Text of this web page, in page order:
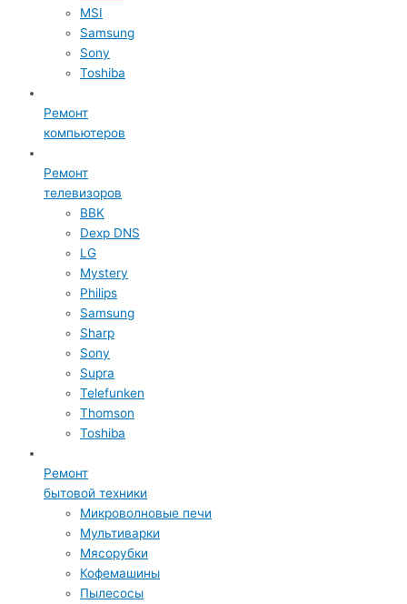
MSI
Samsung
Sony
Toshiba
Ремонт
компьютеров
Ремонт
телевизоров
BBK
Dexp DNS
LG
Mystery
Philips
Samsung
Sharp
Sony
Supra
Telefunken
Thomson
Toshiba
Ремонт
бытовой техники
Микроволновые печи
Мультиварки
Мясорубки
Кофемашины
Пылесосы